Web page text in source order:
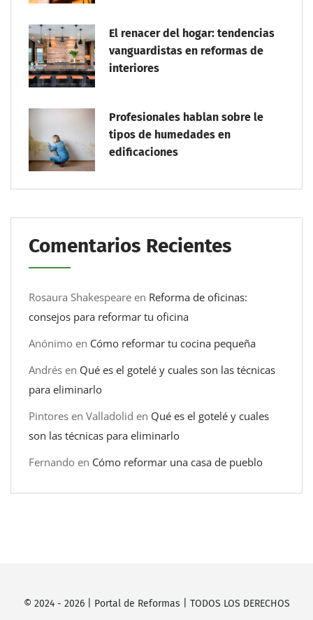
El renacer del hogar: tendencias
vanguardistas en reformas de
interiores
Profesionales hablan sobre le
tipos de humedades en
edificaciones
Comentarios Recientes
Rosaura Shakespeare en Reforma de oficinas:
consejos para reformar tu oficina
Anónimo en Cómo reformar tu cocina pequeña
Andrés en Qué es el gotelé y cuales son las técnicas
para eliminarlo
Pintores en Valladolid en Qué es el gotelé y cuales
son las técnicas para eliminarlo
Fernando en Cómo reformar una casa de pueblo
© 2024 - 2026| Portal de Reformas | TODOS LOS DERECHOS